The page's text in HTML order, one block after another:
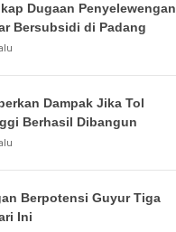
Dugaan Penyelewengan
Bersubsidi di Padang
Dampak Jika Tol
Berhasil Dibangun
Berpotensi Guyur Tiga
Ini